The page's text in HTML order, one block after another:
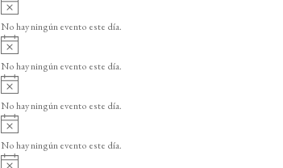
o
v
i
o
No hay ningún evento este día.
v
i
o
No hay ningún evento este día.
v
i
o
No hay ningún evento este día.
v
i
No hay ningún evento este día.